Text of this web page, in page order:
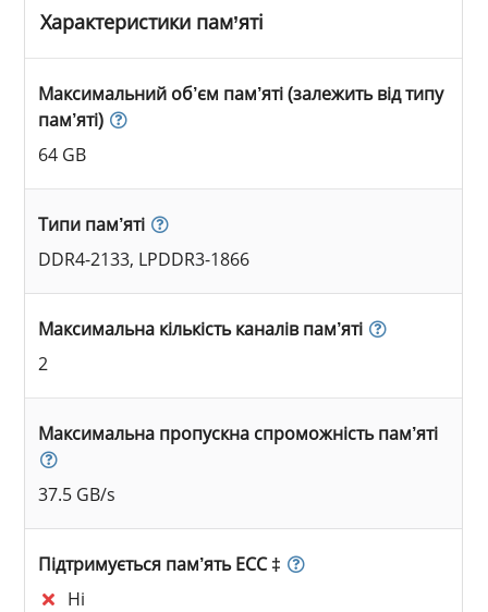
Характеристики пам’яті
Максимальний об’єм пам’яті (залежить від типу
пам’яті)
64 GB
Типи пам’яті
DDR4-2133, LPDDR3-1866
Максимальна кількість каналів пам’яті
2
Максимальна пропускна спроможність пам’яті
37.5 GB/s
Підтримується пам’ять ECC ‡
Ні